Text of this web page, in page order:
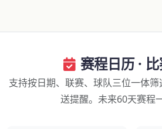
赛程日历 ·
支持按日期、联赛、球队三位一体
送提醒。未来60天赛程